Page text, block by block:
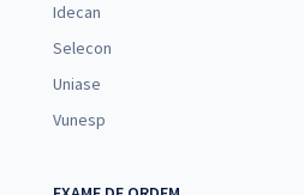
Idecan
Selecon
Uniase
Vunesp